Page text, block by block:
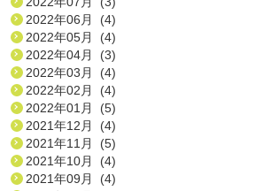
2022年06月 (4)
2022年05月 (4)
2022年04月 (3)
2022年03月 (4)
2022年02月 (4)
2022年01月 (5)
2021年12月 (4)
2021年11月 (5)
2021年10月 (4)
2021年09月 (4)